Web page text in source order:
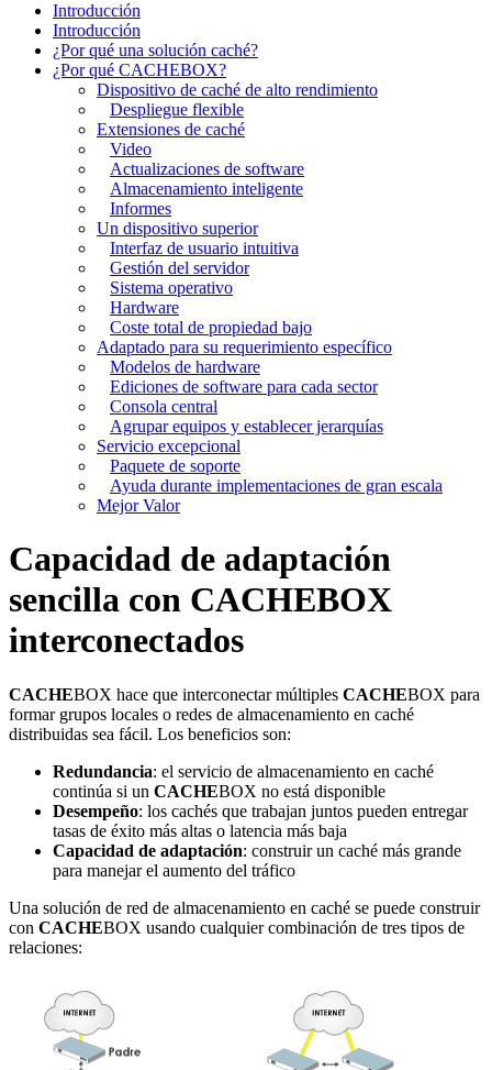
Introducción
Introducción
¿Por qué una solución caché?
¿Por qué CACHEBOX?
Dispositivo de caché de alto rendimiento
Despliegue flexible
Extensiones de caché
Video
Actualizaciones de software
Almacenamiento inteligente
Informes
Un dispositivo superior
Interfaz de usuario intuitiva
Gestión del servidor
Sistema operativo
Hardware
Coste total de propiedad bajo
Adaptado para su requerimiento específico
Modelos de hardware
Ediciones de software para cada sector
Consola central
Agrupar equipos y establecer jerarquías
Servicio excepcional
Paquete de soporte
Ayuda durante implementaciones de gran escala
Mejor Valor
Capacidad de adaptación
sencilla con CACHEBOX
interconectados
CACHEBOX hace que interconectar múltiples CACHEBOX para
formar grupos locales o redes de almacenamiento en caché
distribuidas sea fácil. Los beneficios son:
Redundancia: el servicio de almacenamiento en caché
continúa si un CACHEBOX no está disponible
Desempeño: los cachés que trabajan juntos pueden entregar
tasas de éxito más altas o latencia más baja
Capacidad de adaptación: construir un caché más grande
para manejar el aumento del tráfico
Una solución de red de almacenamiento en caché se puede construir
con CACHEBOX usando cualquier combinación de tres tipos de
relaciones: